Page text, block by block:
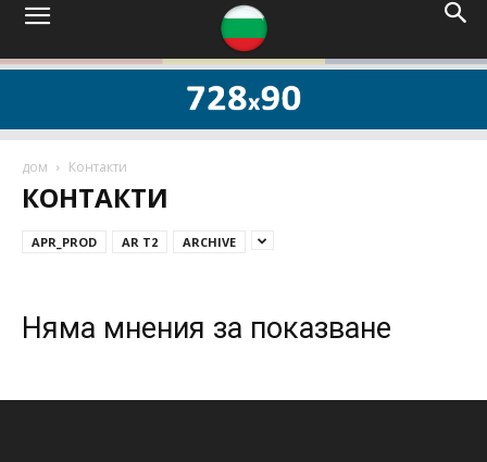
дом Контакти
КОНТАКТИ
APR_PROD AR T2 ARCHIVE
Няма мнения за показване